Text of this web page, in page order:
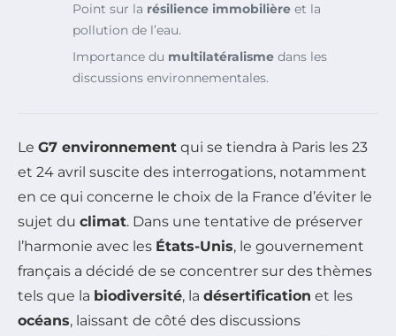
Point sur la résilience immobilière et la
pollution de l’eau.
Importance du multilatéralisme dans les
discussions environnementales.
Le G7 environnement qui se tiendra à Paris les 23
et 24 avril suscite des interrogations, notamment
en ce qui concerne le choix de la France d’éviter le
sujet du climat. Dans une tentative de préserver
l’harmonie avec les États-Unis, le gouvernement
français a décidé de se concentrer sur des thèmes
tels que la biodiversité, la désertification et les
océans, laissant de côté des discussions